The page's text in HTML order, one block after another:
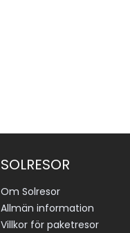
SOLRESOR
Om Solresor
Allmän information
Villkor för paketresor